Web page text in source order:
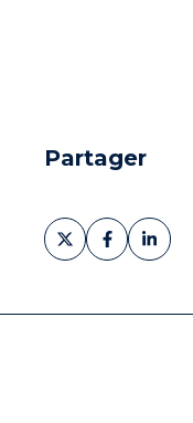
Partager
Partager
sur
Partager
sur
Partager
sur